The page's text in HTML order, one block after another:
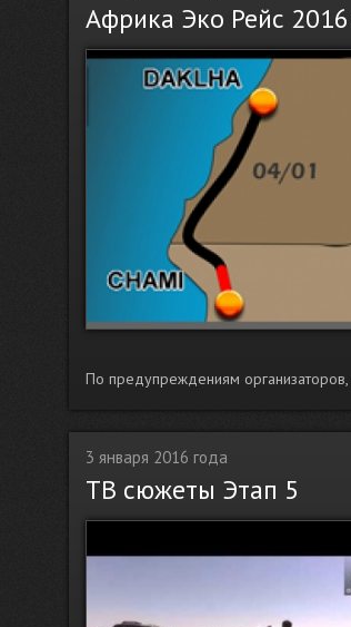
Африка Эко Рейс
По предупреждениям
3 января 2016 года
ТВ сюжеты Этап 5